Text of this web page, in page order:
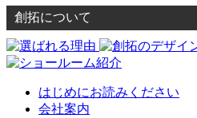
創拓について
はじめにお読みください
会社案内